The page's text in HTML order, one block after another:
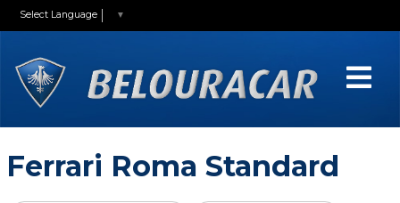
Select Language ▼
Ferrari Roma Standard